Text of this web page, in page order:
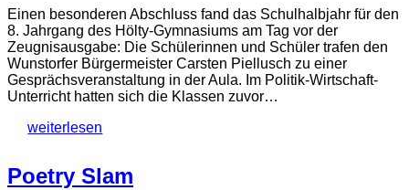
Einen besonderen Abschluss fand das Schulhalbjahr für den
8. Jahrgang des Hölty-Gymnasiums am Tag vor der
Zeugnisausgabe: Die Schülerinnen und Schüler trafen den
Wunstorfer Bürgermeister Carsten Piellusch zu einer
Gesprächsveranstaltung in der Aula. Im Politik-Wirtschaft-
Unterricht hatten sich die Klassen zuvor…
weiterlesen
Poetry Slam